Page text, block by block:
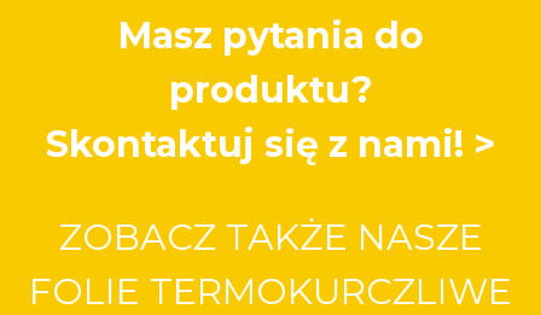
Masz pytania do
produktu?
Skontaktuj się z nami! >
ZOBACZ TAKŻE NASZE
FOLIE TERMOKURCZLIWE